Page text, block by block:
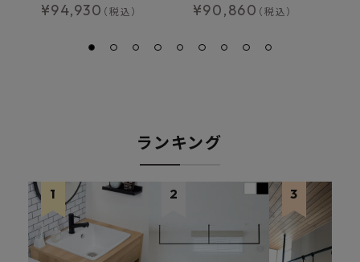
¥94,930 （税込） ¥90,860 （税込）
ランキング